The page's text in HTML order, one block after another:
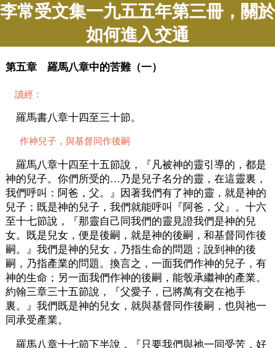
李常受文集一九五五年第三冊，關於
如何進入交通
第五章 羅馬八章中的苦難（一）
讀經：
羅馬書八章十四至三十節。
作神兒子，與基督同作後嗣
羅馬八章十四至十五節說，『凡被神的靈引導的，都是
神的兒子。你們所受的…乃是兒子名分的靈，在這靈裏，
我們呼叫：阿爸，父。』因著我們有了神的靈，就是神的
兒子；既是神的兒子，我們就能呼叫『阿爸，父』。十六
至十七節說，『那靈自己同我們的靈見證我們是神的兒
女。既是兒女，便是後嗣，就是神的後嗣，和基督同作後
嗣。』我們是神的兒女，乃指生命的問題；說到神的後
嗣，乃指產業的問題。換言之，一面我們作神的兒子，有
神的生命；另一面我們作神的後嗣，能彀承繼神的產業。
約翰三章三十五節說，『父愛子，已將萬有交在祂手
裏。』我們既是神的兒女，就與基督同作後嗣，也與祂一
同承受產業。
羅馬八章十七節下半說，『只要我們與祂一同受苦，好